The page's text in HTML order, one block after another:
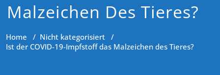
Malzeichen Des Tieres?
Home / Nicht kategorisiert /
Ist der COVID-19-Impfstoff das Malzeichen des Tieres?